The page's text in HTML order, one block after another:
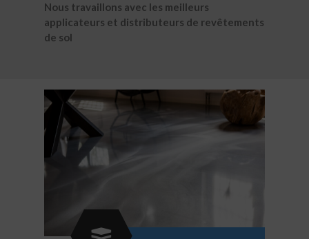
Nous travaillons avec les meilleurs
applicateurs et distributeurs de revêtements
de sol